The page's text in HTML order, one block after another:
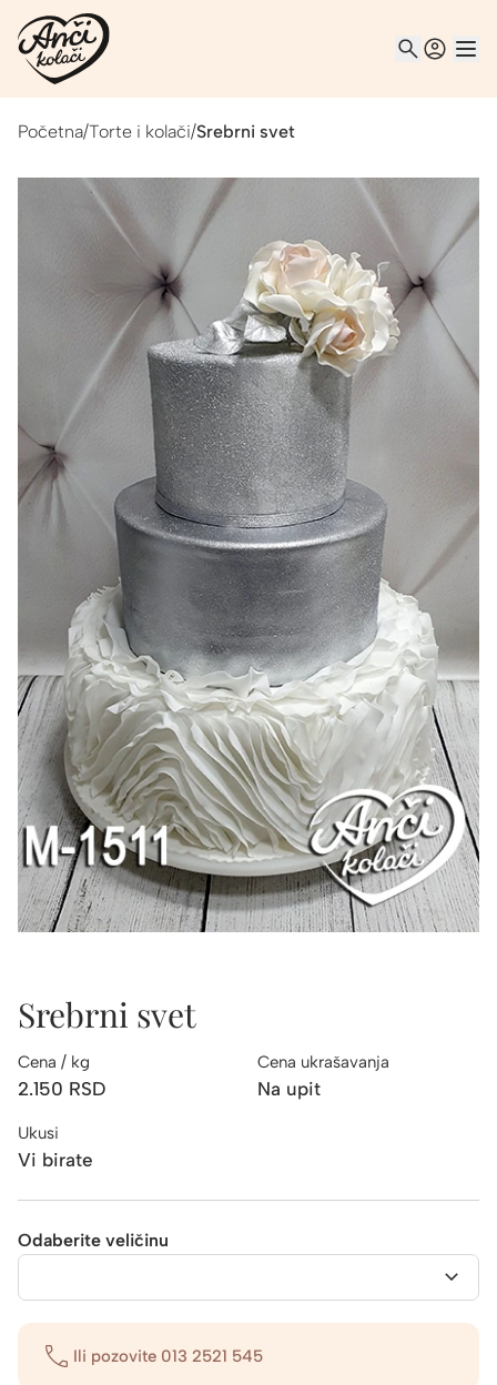
Početna/Torte i kolači/Srebrni svet
Srebrni svet
Cena / kg
2.150 RSD
Cena ukrašavanja
Na upit
Ukusi
Vi birate
Odaberite veličinu
Ili pozovite 013 2521 545